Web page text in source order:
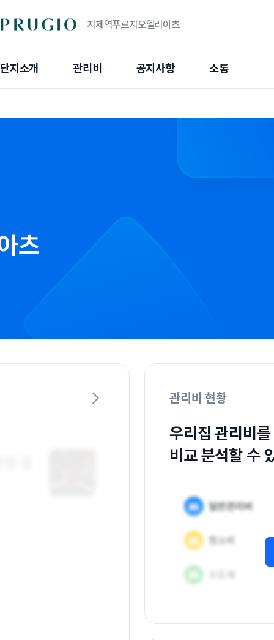
지제역푸르지오엘리아츠
단지소개 관리비 공지사항 소통
츠
관리비 현황
우리집 관리비
비교 분석할 수